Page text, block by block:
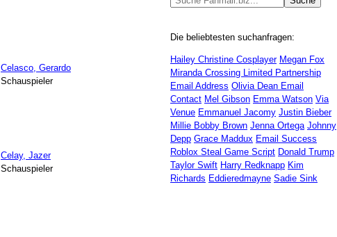
Celasco, Gerardo
Schauspieler
Celay, Jazer
Schauspieler
Die beliebtesten suchanfragen:
Hailey Christine Cosplayer Megan Fox
Miranda Crossing Limited Partnership
Email Address Olivia Dean Email
Contact Mel Gibson Emma Watson Via
Venue Emmanuel Jacomy Justin Bieber
Millie Bobby Brown Jenna Ortega Johnny
Depp Grace Maddux Email Success
Roblox Steal Game Script Donald Trump
Taylor Swift Harry Redknapp Kim
Richards Eddieredmayne Sadie Sink